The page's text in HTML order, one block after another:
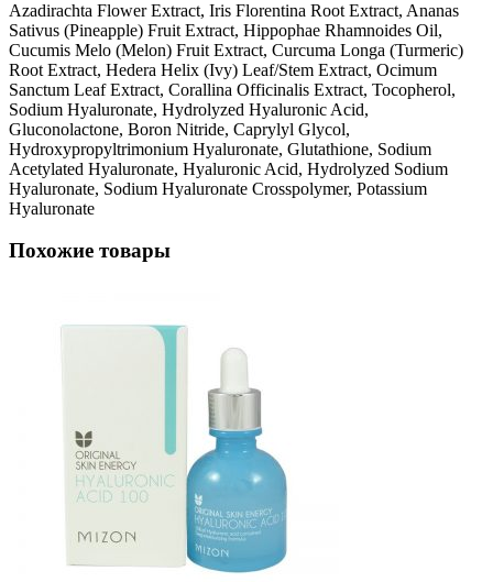
Azadirachta Flower Extract, Iris Florentina Root Extract, Ananas
Sativus (Pineapple) Fruit Extract, Hippophae Rhamnoides Oil,
Cucumis Melo (Melon) Fruit Extract, Curcuma Longa (Turmeric)
Root Extract, Hedera Helix (Ivy) Leaf/Stem Extract, Ocimum
Sanctum Leaf Extract, Corallina Officinalis Extract, Tocopherol,
Sodium Hyaluronate, Hydrolyzed Hyaluronic Acid,
Gluconolactone, Boron Nitride, Caprylyl Glycol,
Hydroxypropyltrimonium Hyaluronate, Glutathione, Sodium
Acetylated Hyaluronate, Hyaluronic Acid, Hydrolyzed Sodium
Hyaluronate, Sodium Hyaluronate Crosspolymer, Potassium
Hyaluronate
Похожие товары